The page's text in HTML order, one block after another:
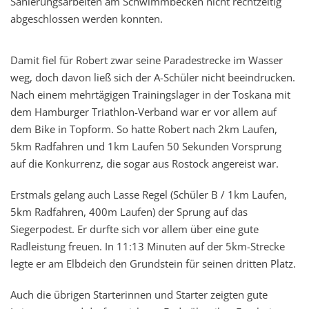
abgeschlossen werden konnten.
Damit fiel für Robert zwar seine Paradestrecke im Wasser
weg, doch davon ließ sich der A-Schüler nicht beeindrucken.
Nach einem mehrtägigen Trainingslager in der Toskana mit
dem Hamburger Triathlon-Verband war er vor allem auf
dem Bike in Topform. So hatte Robert nach 2km Laufen,
5km Radfahren und 1km Laufen 50 Sekunden Vorsprung
auf die Konkurrenz, die sogar aus Rostock angereist war.
Erstmals gelang auch Lasse Regel (Schüler B / 1km Laufen,
5km Radfahren, 400m Laufen) der Sprung auf das
Siegerpodest. Er durfte sich vor allem über eine gute
Radleistung freuen. In 11:13 Minuten auf der 5km-Strecke
legte er am Elbdeich den Grundstein für seinen dritten Platz.
Auch die übrigen Starterinnen und Starter zeigten gute